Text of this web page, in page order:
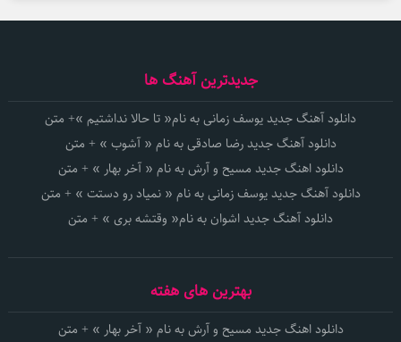
جدیدترین آهنگ ها
دانلود آهنگ جدید یوسف زمانی به نام« تا حالا نداشتیم »+ متن
دانلود آهنگ جدید رضا صادقی به نام « آشوب » + متن
دانلود اهنگ جدید مسیح و آرش به نام « آخر بهار » + متن
دانلود آهنگ جدید یوسف زمانی به نام « نمیاد رو دستت » + متن
دانلود آهنگ جدید اشوان به نام« وقتشه بری » + متن
بهترین های هفته
دانلود اهنگ جدید مسیح و آرش به نام « آخر بهار » + متن